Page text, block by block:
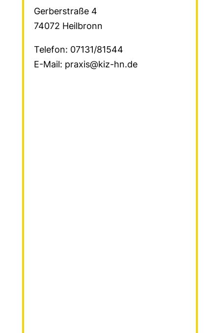
Gerberstraße 4
74072 Heilbronn
Telefon: 07131/81544
E-Mail: praxis@kiz-hn.de